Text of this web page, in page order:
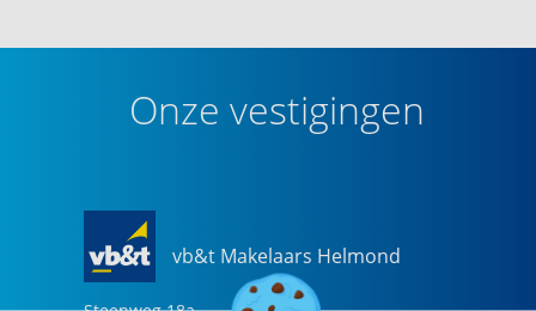
Onze vestigingen
vb&t Makelaars Helmond